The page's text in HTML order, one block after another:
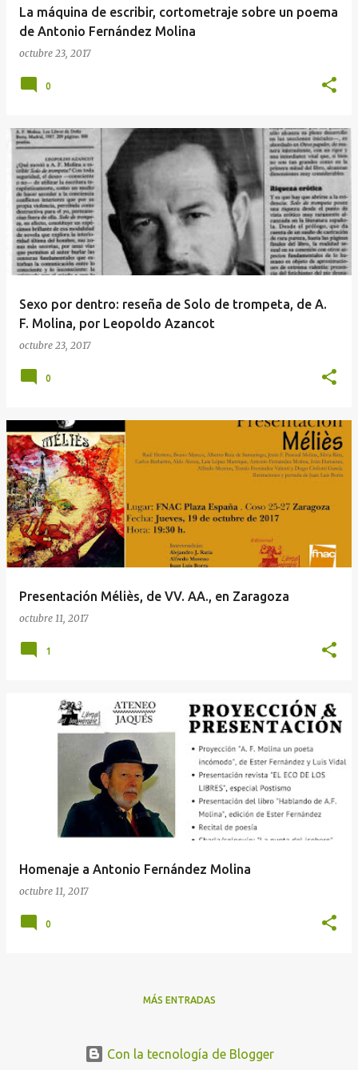
La máquina de escribir, cortometraje sobre un poema
de Antonio Fernández Molina
octubre 23, 2017
0
Sexo por dentro: reseña de Solo de trompeta, de A.
F. Molina, por Leopoldo Azancot
octubre 23, 2017
0
Presentación Méliès, de VV. AA., en Zaragoza
octubre 11, 2017
1
Homenaje a Antonio Fernández Molina
octubre 11, 2017
0
MÁS ENTRADAS
Con la tecnología de Blogger